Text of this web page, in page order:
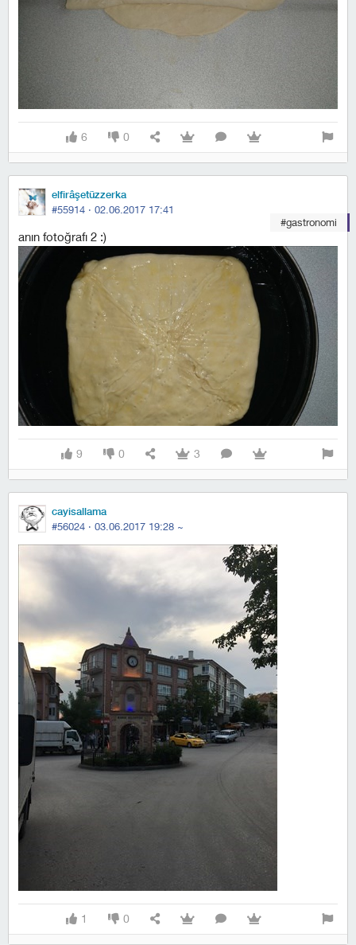
6 0
elfirâşetüzzerka
#55914 · 02.06.2017 17:41
#gastronomi
anın fotoğrafı 2 :)
9 0 3
cayisallama
#56024 · 03.06.2017 19:28 ~
1 0